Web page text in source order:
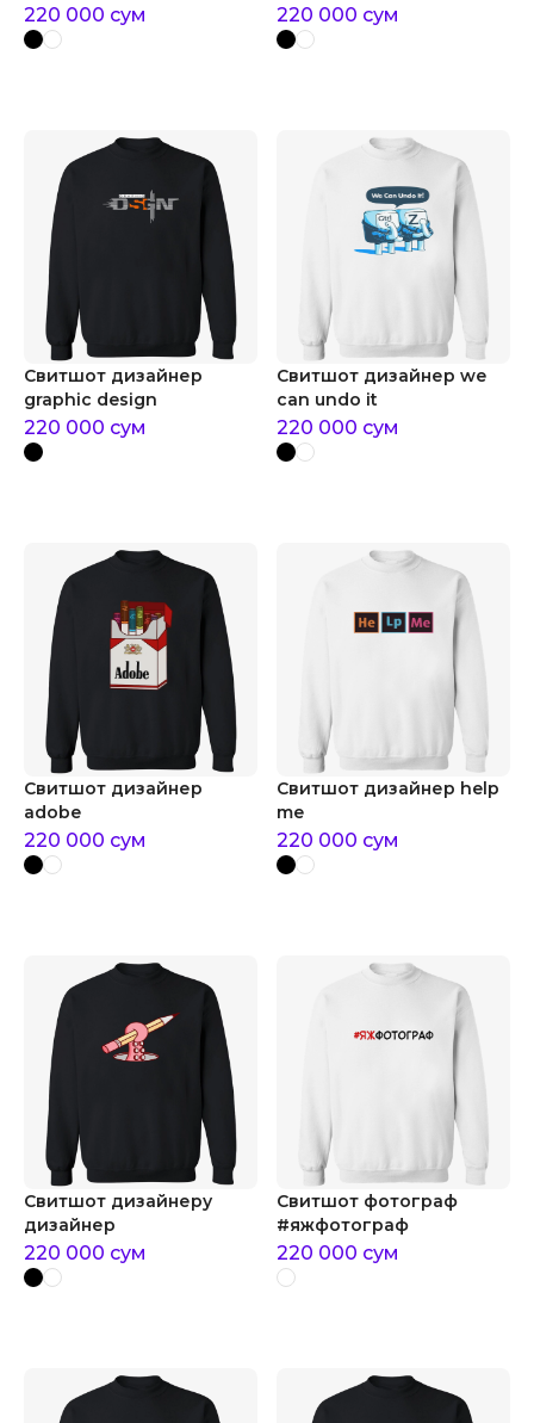
220 000 сум 220 000 сум
Свитшот дизайнер
graphic design
220 000 сум
Свитшот дизайнер we
can undo it
220 000 сум
Свитшот дизайнер
adobe
220 000 сум
Свитшот дизайнер help
me
220 000 сум
Свитшот дизайнеру
дизайнер
220 000 сум
Свитшот фотограф
#яжфотограф
220 000 сум